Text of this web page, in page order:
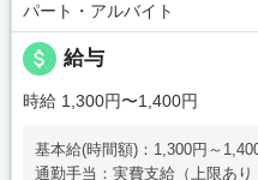
パート・アルバイト
attach_money 給与
時給 1,300円〜1,400円
基本給(時間額)：1,300円～
通勤手当：実費支給（上限あり